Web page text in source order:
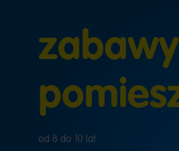
od 8 do 10 lat